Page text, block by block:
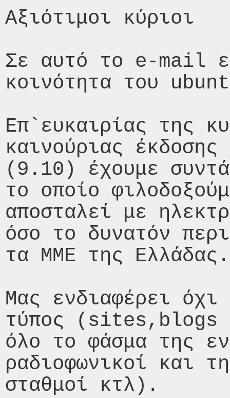
Αξιότιμοι κύριοι
Σε αυτό το e-mail
κοινότητα του
Επ`ευκαιρίας της
καινούριας
(9.10) έχουμε
το οποίο
αποσταλεί με
όσο το δυνατόν
τα ΜΜΕ της Ελλάδας.
Μας ενδιαφέρει
τύπος (sites,blogs
όλο το φάσμα της
ραδιοφωνικοί και
σταθμοί κτλ).